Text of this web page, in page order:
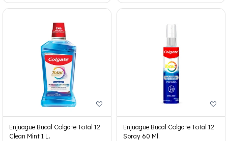
Enjuague Bucal Colgate Total 12
Clean Mint 1 L.
Enjuague Bucal Colgate Total 12
Spray 60 Ml.